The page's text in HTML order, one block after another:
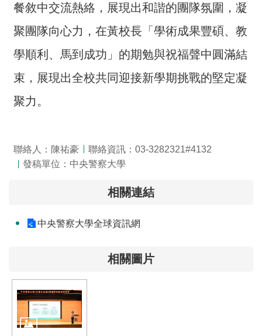
護
策
府
站
開
放
個
人
料
餐敘中交流熱絡，展現出和諧的團隊氛圍，凝
聚團隊向心力，在黃校長「學術成果豐碩、教
學順利、馬到成功」的期勉與祝福聲中圓滿結
束，展現出全校共同迎接新學期挑戰的堅定凝
聚力。
聯絡人：陳祐豪
聯絡資訊：03-3282321#4132
發稿單位：中央警察大學
相關連結
中央警察大學全球資訊網
相關圖片